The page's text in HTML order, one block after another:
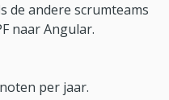
de andere scrumteams
naar Angular.
per jaar.